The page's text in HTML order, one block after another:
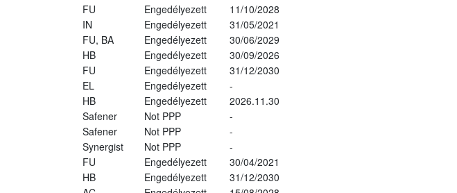
FU Engedélyezett
11/10/2028
IN Engedélyezett
31/05/2021
FU, BA Engedélyezett
30/06/2029
HB Engedélyezett
30/09/2026
FU Engedélyezett
31/12/2030
EL Engedélyezett
-
HB Engedélyezett
2026.11.30
Safener Not PPP
-
Safener Not PPP
-
Synergist Not PPP
-
FU Engedélyezett
30/04/2021
HB Engedélyezett
31/12/2030